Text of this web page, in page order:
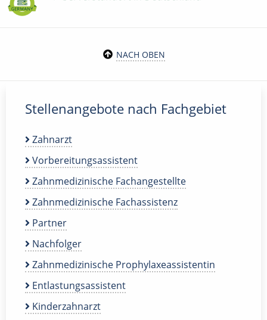
NACH OBEN
Stellenangebote nach Fachgebiet
Zahnarzt
Vorbereitungsassistent
Zahnmedizinische Fachangestellte
Zahnmedizinische Fachassistenz
Partner
Nachfolger
Zahnmedizinische Prophylaxeassistentin
Entlastungsassistent
Kinderzahnarzt